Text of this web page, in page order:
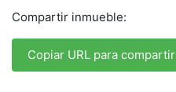
Compartir inmueble:
Copiar URL para compartir